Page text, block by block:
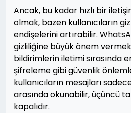
Ancak, bu kadar hızlı bir
olmak, bazen kullanıcıların
endişelerini artırabilir.
gizliliğine büyük önem
bildirimlerin iletimi sırasında
şifreleme gibi güvenlik
kullanıcıların mesajları
arasında okunabilir, üçüncü
kapalıdır.